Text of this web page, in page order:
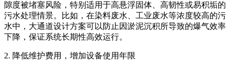
隙度被堵塞风险，特别适用于高悬浮固体、高韧性或易积垢的
污水处理情景。比如，在染料废水、工业废水等浓度较高的污
水中，大通道设计方案可以防止因淤泥沉积所导致的爆气效率
下降，保证系统长期性高效运行。
2. 降低维护费用，增加设备使用年限